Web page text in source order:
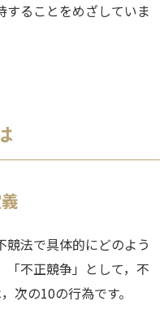
することをめざしていま
法で具体的にどのよう
「不正競争」として，不
次の10の行為です。